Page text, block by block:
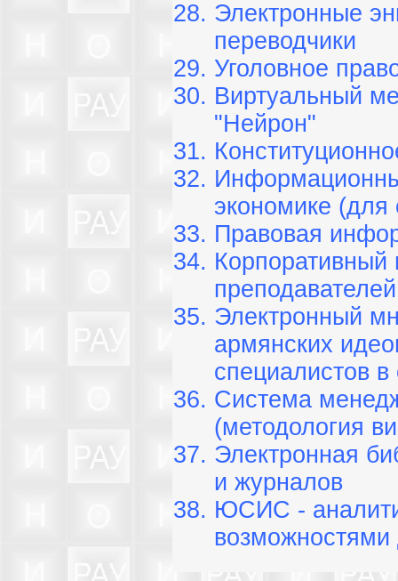
Электронные
переводчики
Уголовное
Виртуальный
"Нейрон"
экономике (для
Правовая
преподавателей
Электронный
армянских
специалистов
Система
(методология
Электронная
и журналов
ЮСИС -